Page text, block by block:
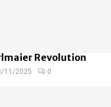
Revolution
11/2025 0